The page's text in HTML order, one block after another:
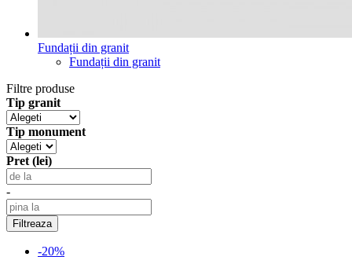
Fundații din granit
Fundații din granit
Filtre produse
Tip granit
Tip monument
Pret (lei)
-
-20%